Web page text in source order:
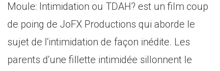
Moule: Intimidation ou TDAH? est un film coup
de poing de JoFX Productions qui aborde le
sujet de l'intimidation de façon inédite. Les
parents d'une fillette intimidée sillonnent le